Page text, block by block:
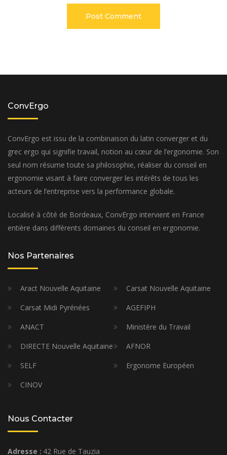
ConvErgo
ConvErgo est issu de la combinaison du latin converger et du
grec ergo qui signifie travail, notion au cœur de l’ergonomie. Son
seul nom résume toute sa philosophie, réaliser du conseil en
ergonomie visant à faire converger les intérêts de tous les
acteurs de l’entreprise vers la performance globale.
Localisé à côté de Bordeaux, ConvErgo intervient en France
entière dans différents domaines du conseil en ergonomie.
Nos Partenaires
Aract Nouvelle Aquitaine
Carsat Nouvelle Aquitaine
Carsat Midi Pyrénées
AGEFIPH
ANACT
Ministère du Travail
DIRECTE Nouvelle Aquitaine
AFNOR
SELF
Ergonome Européen
CINOV
Nous Contacter
Adresse : 42 Rue de Tauzia